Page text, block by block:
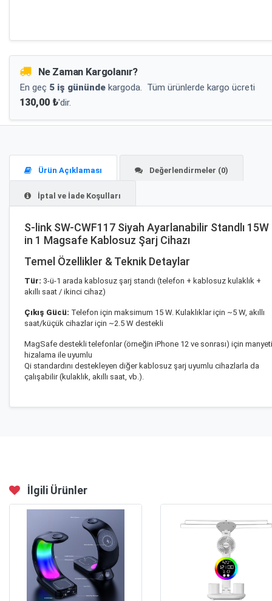
Ne Zaman Kargolanır?
En geç 5 iş gününde kargoda. Tüm ürünlerde kargo ücreti
130,00 ₺'dir.
Ürün Açıklaması Değerlendirmeler (0)
İptal ve İade Koşulları
S-link SW-CWF117 Siyah Ayarlanabilir Standlı 15W
in 1 Magsafe Kablosuz Şarj Cihazı
Temel Özellikler & Teknik Detaylar
Tür: 3-ü-1 arada kablosuz şarj standı (telefon + kablosuz kulaklık +
akıllı saat / ikinci cihaz)
Çıkış Gücü: Telefon için maksimum 15 W. Kulaklıklar için ~5 W, akıllı
saat/küçük cihazlar için ~2.5 W destekli
MagSafe destekli telefonlar (örneğin iPhone 12 ve sonrası) için
hizalama ile uyumlu
Qi standardını destekleyen diğer kablosuz şarj uyumlu cihazlarla da
çalışabilir (kulaklık, akıllı saat, vb.).
İlgili Ürünler